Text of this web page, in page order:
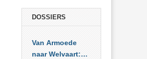
DOSSIERS
Van Armoede
naar Welvaart: